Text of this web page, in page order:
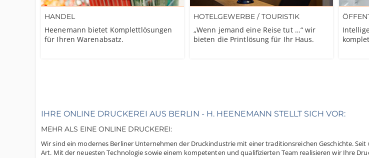
HANDEL
Heenemann bietet Komplettlösungen
für Ihren Warenabsatz.
HOTELGEWERBE / TOURISTIK
„Wenn jemand eine Reise tut …“ wir
bieten die Printlösung für Ihr Haus.
IHRE ONLINE DRUCKEREI AUS BERLIN - H. HEENEMANN STELLT SICH VOR:
MEHR ALS EINE ONLINE DRUCKEREI:
Wir sind ein modernes Berliner Unternehmen der Druckindustrie mit einer traditionsreichen Geschichte.
Art. Mit der neuesten Technologie sowie einem kompetenten und qualifizierten Team realisieren wir Ihre